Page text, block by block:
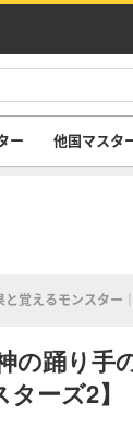
ー 他国マスタ
覚えるモンスター
の踊り
ーズ2】